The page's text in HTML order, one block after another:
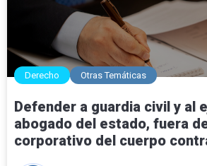
Derecho Otras Temáticas
Defender a guardia civil y al
abogado del estado, fuera
corporativo del cuerpo